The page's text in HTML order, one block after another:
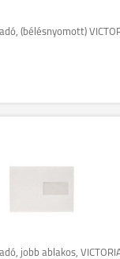
(bélésnyomott)
jobb ablakos,